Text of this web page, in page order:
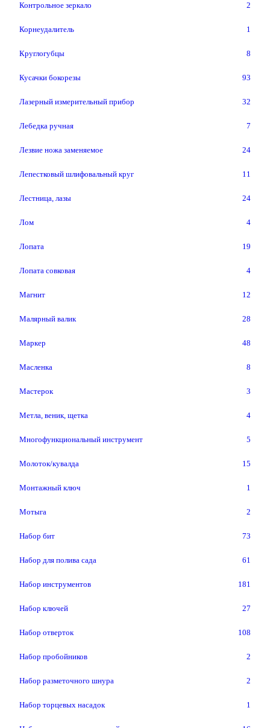
Контрольное зеркало 2
Корнеудалитель 1
Круглогубцы 8
Кусачки бокорезы 93
Лазерный измерительный прибор 32
Лебедка ручная 7
Лезвие ножа заменяемое 24
Лепестковый шлифовальный круг 11
Лестница, лазы 24
Лом 4
Лопата 19
Лопата совковая 4
Магнит 12
Малярный валик 28
Маркер 48
Масленка 8
Мастерок 3
Метла, веник, щетка 4
Многофункциональный инструмент 5
Молоток/кувалда 15
Монтажный ключ 1
Мотыга 2
Набор бит 73
Набор для полива сада 61
Набор инструментов 181
Набор ключей 27
Набор отверток 108
Набор пробойников 2
Набор разметочного шнура 2
Набор торцевых насадок 1